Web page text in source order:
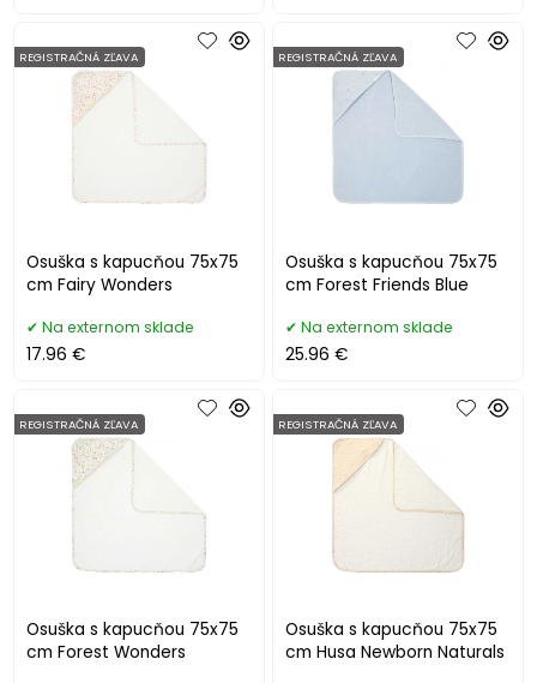
Osuška s kapucňou 75x75
cm Fairy Wonders
REGISTRAČNÁ ZĽAVA
Na externom sklade
17.96 €
Osuška s kapucňou 75x75
cm Forest Friends Blue
REGISTRAČNÁ ZĽAVA
Na externom sklade
25.96 €
Osuška s kapucňou 75x75
cm Forest Wonders
REGISTRAČNÁ ZĽAVA
Osuška s kapucňou 75x75
cm Husa Newborn Naturals
REGISTRAČNÁ ZĽAVA